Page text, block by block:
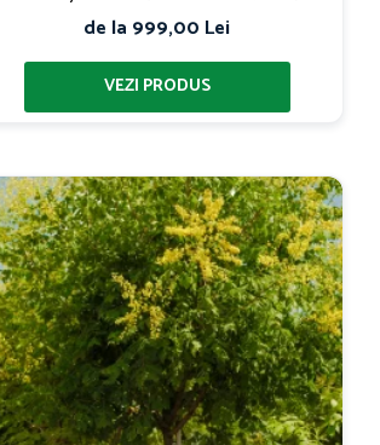
de la 999,00 Lei